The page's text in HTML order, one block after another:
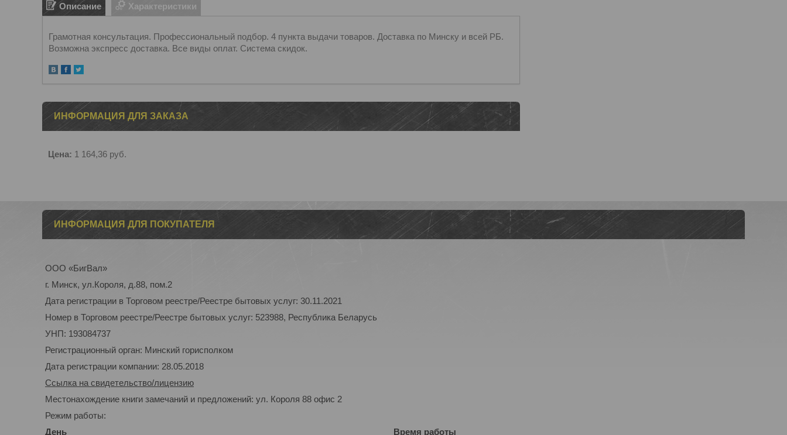
Описание Характеристики
Грамотная консультация. Профессиональный подбор. 4 пункта выдачи товаров. Доставка по Минску и всей РБ.
Возможна экспресс доставка. Все виды оплат. Система скидок.
ИНФОРМАЦИЯ ДЛЯ ЗАКАЗА
Цена: 1 164,36 руб.
ИНФОРМАЦИЯ ДЛЯ ПОКУПАТЕЛЯ
ООО «БигВал»
г. Минск, ул.Короля, д.88, пом.2
Дата регистрации в Торговом реестре/Реестре бытовых услуг: 30.11.2021
Номер в Торговом реестре/Реестре бытовых услуг: 523988, Республика Беларусь
УНП: 193084737
Регистрационный орган: Минский горисполком
Дата регистрации компании: 28.05.2018
Ссылка на свидетельство/лицензию
Местонахождение книги замечаний и предложений: ул. Короля 88 офис 2
Режим работы:
День
Время работы